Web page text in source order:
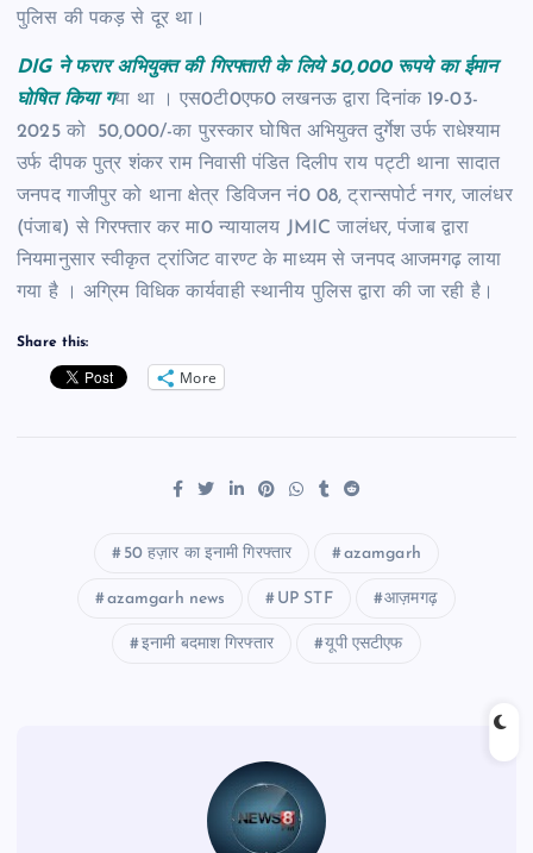
पुलिस की पकड़ से दूर था।
DIG ने फरार अभियुक्त की गिरफ्तारी के लिये 50,000 रूपये का ईमान
घोषित किया गया था । एस0टी0एफ0 लखनऊ द्वारा दिनांक 19-03-
2025 को 50,000/-का पुरस्कार घोषित अभियुक्त दुर्गेश उर्फ राधेश्याम
उर्फ दीपक पुत्र शंकर राम निवासी पंडित दिलीप राय पट्टी थाना सादात
जनपद गाजीपुर को थाना क्षेत्र डिविजन नं0 08, ट्रान्सपोर्ट नगर, जालंधर
(पंजाब) से गिरफ्तार कर मा0 न्यायालय JMIC जालंधर, पंजाब द्वारा
नियमानुसार स्वीकृत ट्रांजिट वारण्ट के माध्यम से जनपद आजमगढ़ लाया
गया है । अग्रिम विधिक कार्यवाही स्थानीय पुलिस द्वारा की जा रही है।
Share this:
More
50 हज़ार का इनामी गिरफ्तार azamgarh
azamgarh news UP STF आज़मगढ़
इनामी बदमाश गिरफ्तार यूपी एसटीएफ